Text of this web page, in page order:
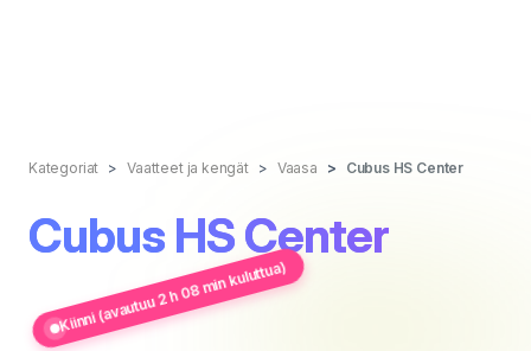
Kategoriat Vaatteet ja kengät Vaasa Cubus HS Center
Cubus HS Center
Kiinni (avautuu 2 h 08 min kuluttua)